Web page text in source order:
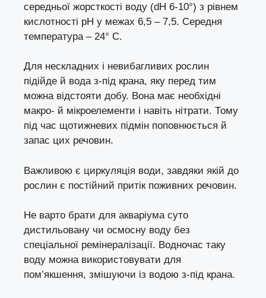
середньої жорсткості воду (dH 6-10°) з рівнем
кислотності pH у межах 6,5 – 7,5. Середня
температура – 24° С.
Для нескладних і невибагливих рослин
підійде й вода з-під крана, яку перед тим
можна відстояти добу. Вона має необхідні
макро- й мікроелементи і навіть нітрати. Тому
під час щотижневих підмін поповнюється й
запас цих речовин.
Важливою є циркуляція води, завдяки якій до
рослин є постійний притік поживних речовин.
Не варто брати для акваріума суто
дистильовану чи осмосну воду без
спеціальної ремінералізації. Водночас таку
воду можна використовувати для
пом’якшення, змішуючи із водою з-під крана.